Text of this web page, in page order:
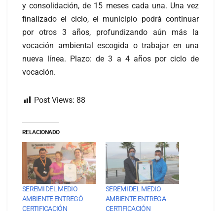
y consolidación, de 15 meses cada una. Una vez
finalizado el ciclo, el municipio podrá continuar
por otros 3 años, profundizando aún más la
vocación ambiental escogida o trabajar en una
nueva línea. Plazo: de 3 a 4 años por ciclo de
vocación.
Post Views: 88
RELACIONADO
SEREMI DEL MEDIO
AMBIENTE ENTREGÓ
CERTIFICACIÓN
SEREMI DEL MEDIO
AMBIENTE ENTREGA
CERTIFICACIÓN